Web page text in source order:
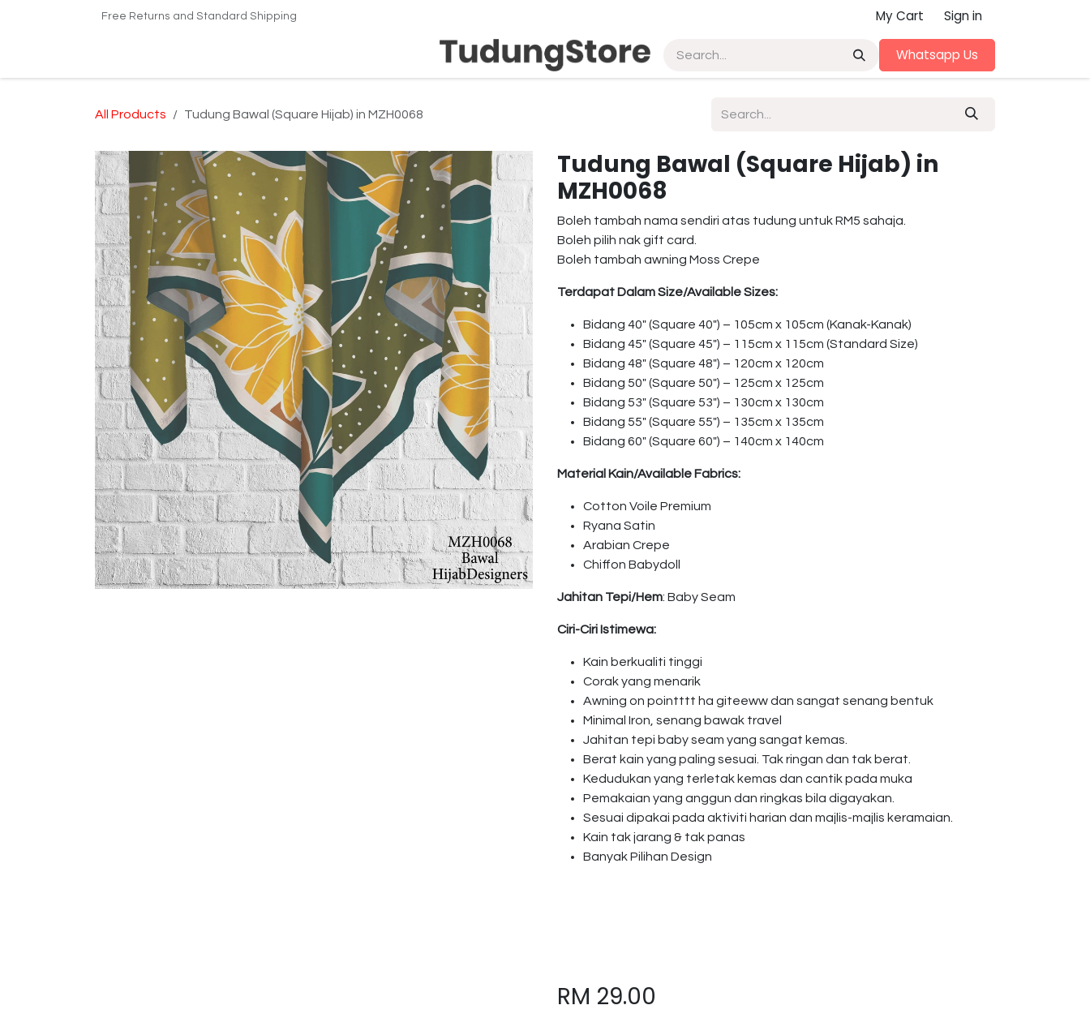
Free Returns and Standard Shipping My Cart Sign in
About Us Contact us Whatsapp Us
All Products Tudung Bawal (Square Hijab) in MZH0068
Tudung Bawal (Square Hijab) in
MZH0068
Boleh tambah nama sendiri atas tudung untuk RM5 sahaja.
Boleh pilih nak gift card.
Boleh tambah awning Moss Crepe
Terdapat Dalam Size/Available Sizes:
Bidang 40″ (Square 40″) – 105cm x 105cm (Kanak-Kanak)
Bidang 45″ (Square 45″) – 115cm x 115cm (Standard Size)
Bidang 48″ (Square 48″) – 120cm x 120cm
Bidang 50″ (Square 50″) – 125cm x 125cm
Bidang 53″ (Square 53″) – 130cm x 130cm
Bidang 55″ (Square 55″) – 135cm x 135cm
Bidang 60″ (Square 60″) – 140cm x 140cm
Material Kain/Available Fabrics:
Cotton Voile Premium
Ryana Satin
Arabian Crepe
Chiffon Babydoll
Jahitan Tepi/Hem: Baby Seam
Ciri-Ciri Istimewa:
Kain berkualiti tinggi
Corak yang menarik
Awning on pointttt ha giteeww dan sangat senang bentuk
Minimal Iron, senang bawak travel
Jahitan tepi baby seam yang sangat kemas.
Berat kain yang paling sesuai. Tak ringan dan tak berat.
Kedudukan yang terletak kemas dan cantik pada muka
Pemakaian yang anggun dan ringkas bila digayakan.
Sesuai dipakai pada aktiviti harian dan majlis-majlis keramaian.
Kain tak jarang & tak panas
Banyak Pilihan Design
RM 29.00